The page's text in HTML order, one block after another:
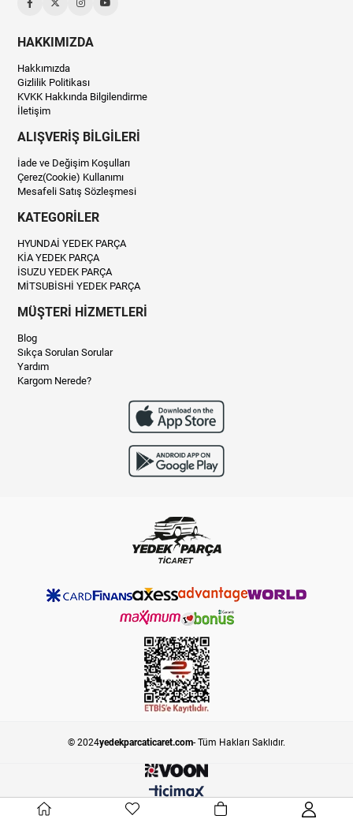
HAKKIMIZDA
Hakkımızda
Gizlilik Politikası
KVKK Hakkında Bilgilendirme
İletişim
ALIŞVERİŞ BİLGİLERİ
İade ve Değişim Koşulları
Çerez(Cookie) Kullanımı
Mesafeli Satış Sözleşmesi
KATEGORİLER
HYUNDAİ YEDEK PARÇA
KİA YEDEK PARÇA
İSUZU YEDEK PARÇA
MİTSUBİSHİ YEDEK PARÇA
MÜŞTERİ HİZMETLERİ
Blog
Sıkça Sorulan Sorular
Yardım
Kargom Nerede?
© 2024yedekparcaticaret.com- Tüm Hakları Saklıdır.